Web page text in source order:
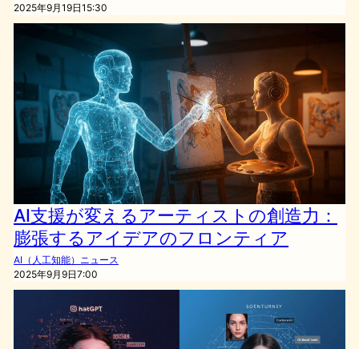
2025年9月19日15:30
AI支援が変えるアーティストの創造力：
膨張するアイデアのフロンティア
AI（人工知能）ニュース
2025年9月9日7:00